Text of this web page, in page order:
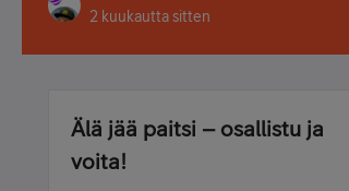
2 kuukautta sitten
Älä jää paitsi – osallistu ja
voita!